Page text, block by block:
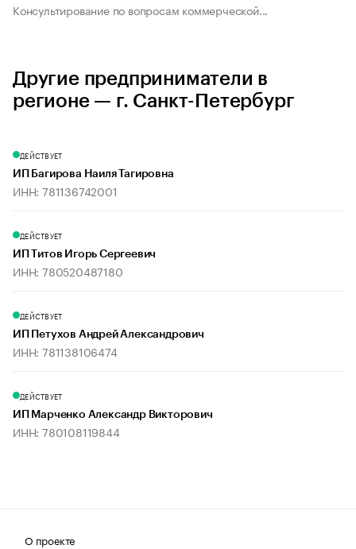
Консультирование по вопросам коммерческой...
Другие предприниматели в
регионе — г. Санкт-Петербург
ДЕЙСТВУЕТ
ИП Багирова Наиля Тагировна
ИНН: 781136742001
ДЕЙСТВУЕТ
ИП Титов Игорь Сергеевич
ИНН: 780520487180
ДЕЙСТВУЕТ
ИП Петухов Андрей Александрович
ИНН: 781138106474
ДЕЙСТВУЕТ
ИП Марченко Александр Викторович
ИНН: 780108119844
О проекте